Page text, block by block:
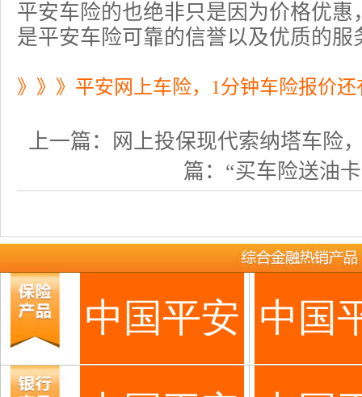
平安车险的也绝非只是因为价格优
是平安车险可靠的信誉以及优质的服
》》》平安网上车险，1分钟车险报价
上一篇：
网上投保现代索纳塔车险
篇： “买车险送油